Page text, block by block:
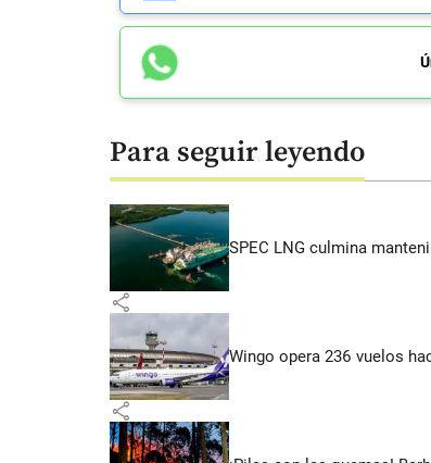
Para seguir leyendo
SPEC LNG culmina
share
Wingo opera 236 vuelos
share